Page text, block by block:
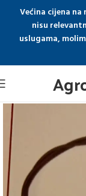
Većina cijena
nisu
uslugama,